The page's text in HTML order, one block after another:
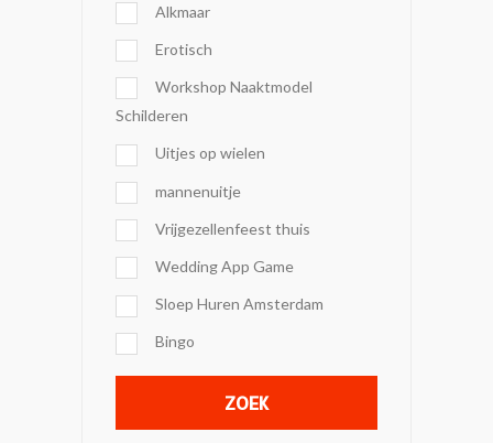
Alkmaar
Erotisch
Workshop Naaktmodel
Schilderen
Uitjes op wielen
mannenuitje
Vrijgezellenfeest thuis
Wedding App Game
Sloep Huren Amsterdam
Bingo